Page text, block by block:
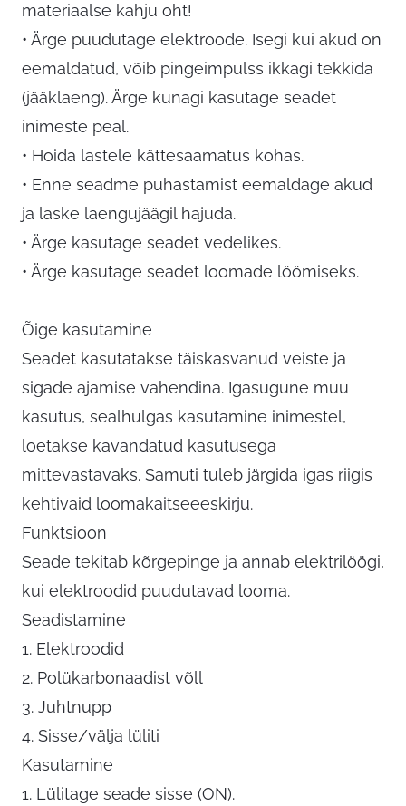
materiaalse kahju oht!
• Ärge puudutage elektroode. Isegi kui akud on
eemaldatud, võib pingeimpulss ikkagi tekkida
(jääklaeng). Ärge kunagi kasutage seadet
inimeste peal.
• Hoida lastele kättesaamatus kohas.
• Enne seadme puhastamist eemaldage akud
ja laske laengujäägil hajuda.
• Ärge kasutage seadet vedelikes.
• Ärge kasutage seadet loomade löömiseks.
Õige kasutamine
Seadet kasutatakse täiskasvanud veiste ja
sigade ajamise vahendina. Igasugune muu
kasutus, sealhulgas kasutamine inimestel,
loetakse kavandatud kasutusega
mittevastavaks. Samuti tuleb järgida igas riigis
kehtivaid loomakaitseeeskirju.
Funktsioon
Seade tekitab kõrgepinge ja annab elektrilöögi,
kui elektroodid puudutavad looma.
Seadistamine
1. Elektroodid
2. Polükarbonaadist võll
3. Juhtnupp
4. Sisse/välja lüliti
Kasutamine
1. Lülitage seade sisse (ON).